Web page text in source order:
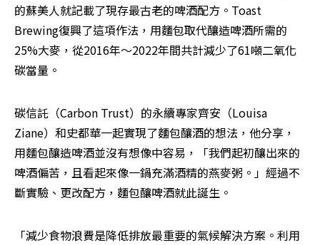
的蘇美人就記載了現存最古老的啤酒配方。Toast
Brewing復興了這項作法，用麵包取代釀造啤酒所需的
25%大麥，從2016年～2022年間共計減少了61噸二氧化
碳當量。
碳信託（Carbon Trust）的永續專家齊安（Louisa
Ziane）和史都華一起實現了麵包釀酒的想法，他分享，
用麵包釀造啤酒並沒有想像中容易，「我們起初釀出來的
啤酒偏苦，且看起來像一鍋充滿酒精的燕麥粥。」經過不
斷實驗、更改配方，麵包釀啤酒就此誕生。
「減少食物浪費是降低排放最重要的氣候解決方案。利用